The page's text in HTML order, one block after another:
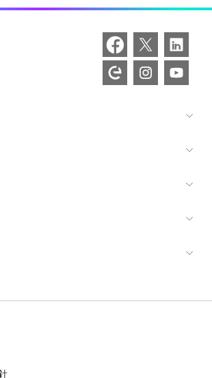
ト
Network
ェンス